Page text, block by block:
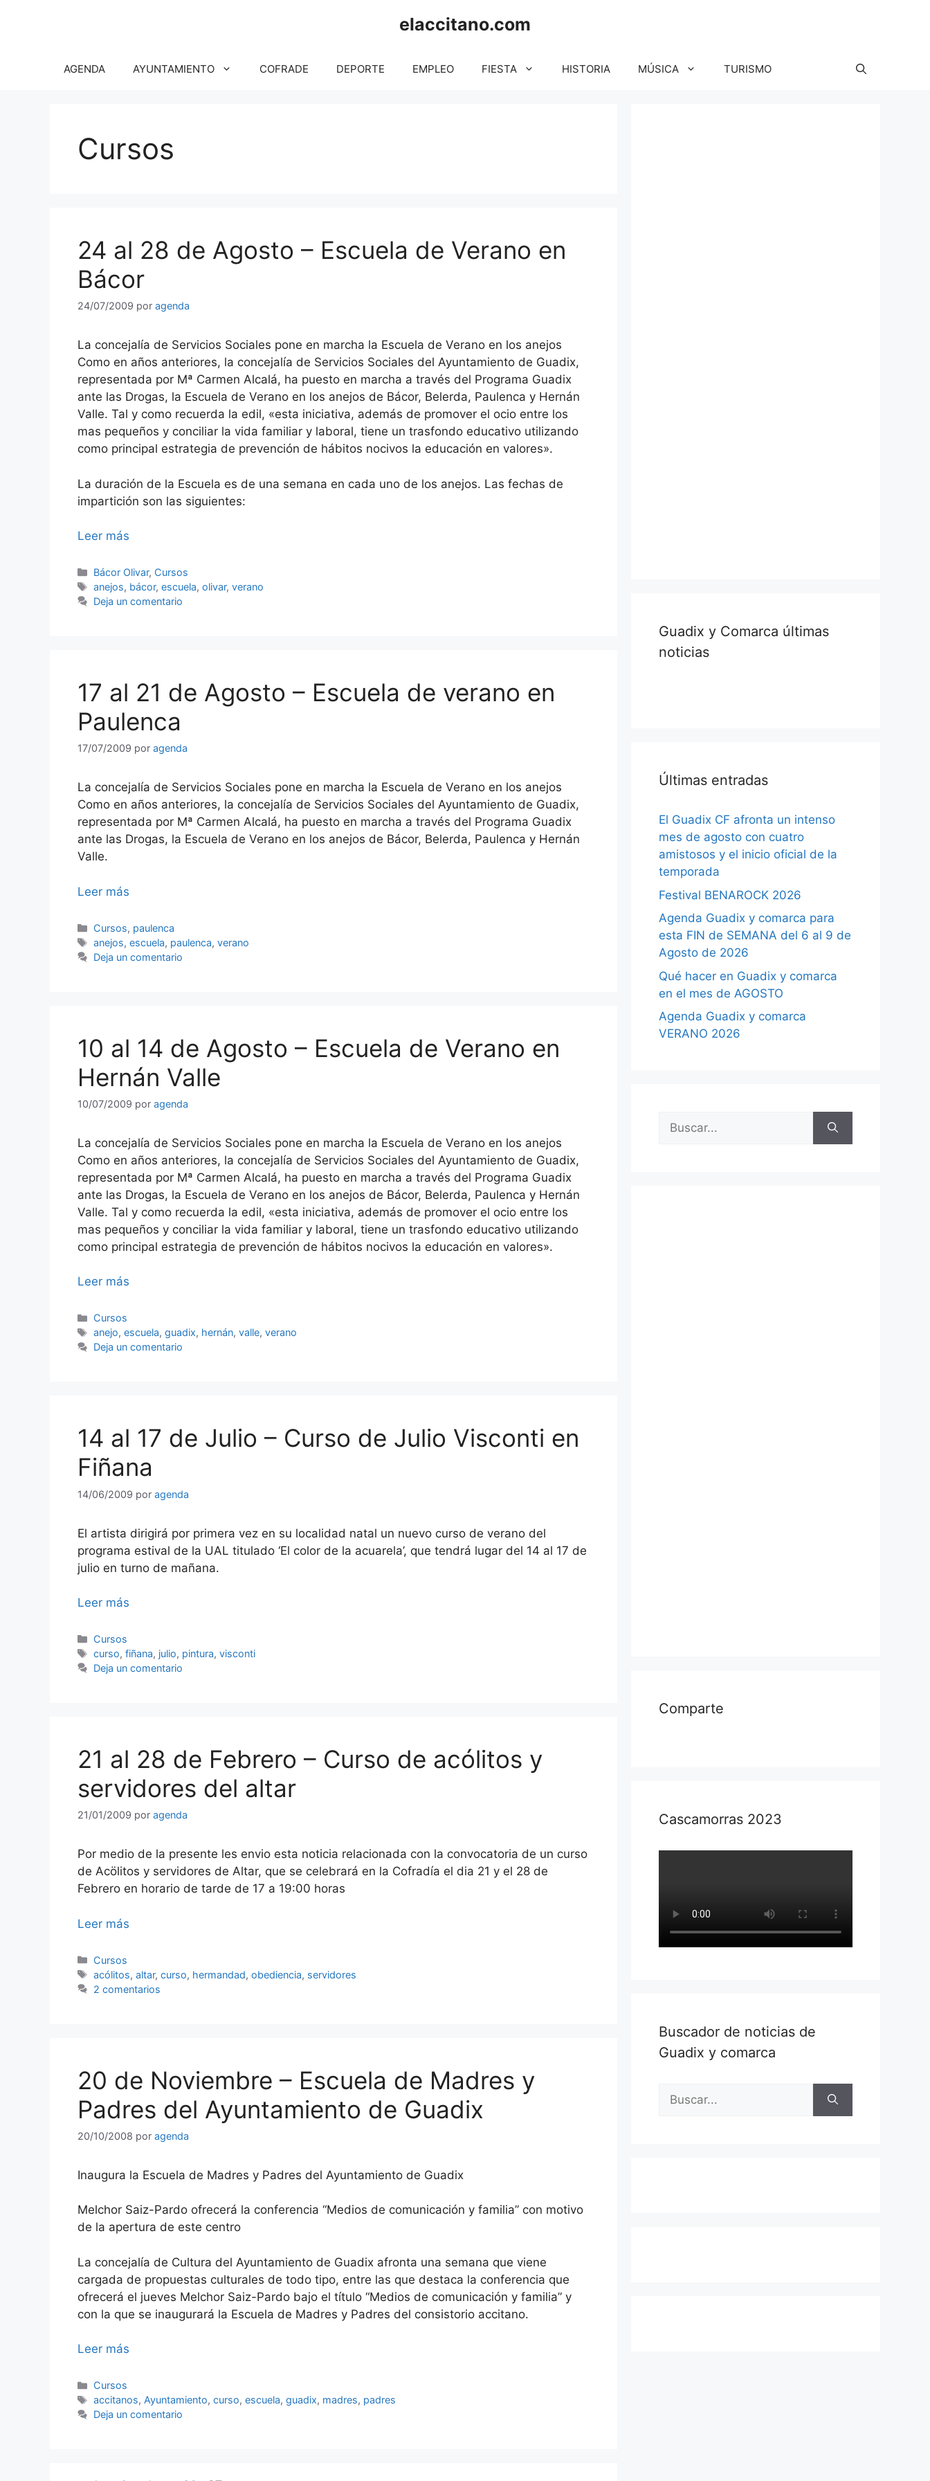
elaccitano.com
AGENDA AYUNTAMIENTO COFRADE DEPORTE EMPLEO FIESTA HISTORIA MÚSICA TURISMO
Cursos
24 al 28 de Agosto – Escuela de Verano en
Bácor
24/07/2009 por agenda
La concejalía de Servicios Sociales pone en marcha la Escuela de Verano en los anejos
Como en años anteriores, la concejalía de Servicios Sociales del Ayuntamiento de Guadix,
representada por Mª Carmen Alcalá, ha puesto en marcha a través del Programa Guadix
ante las Drogas, la Escuela de Verano en los anejos de Bácor, Belerda, Paulenca y Hernán
Valle. Tal y como recuerda la edil, «esta iniciativa, además de promover el ocio entre los
mas pequeños y conciliar la vida familiar y laboral, tiene un trasfondo educativo utilizando
como principal estrategia de prevención de hábitos nocivos la educación en valores».
La duración de la Escuela es de una semana en cada uno de los anejos. Las fechas de
impartición son las siguientes:
Leer más
Categorías
Bácor Olivar, Cursos
Etiquetas
anejos, bácor,escuela,olivar,verano
Deja un comentario
17 al 21 de Agosto – Escuela de verano en
Paulenca
17/07/2009 por agenda
La concejalía de Servicios Sociales pone en marcha la Escuela de Verano en los anejos
Como en años anteriores, la concejalía de Servicios Sociales del Ayuntamiento de Guadix,
representada por Mª Carmen Alcalá, ha puesto en marcha a través del Programa Guadix
ante las Drogas, la Escuela de Verano en los anejos de Bácor, Belerda, Paulenca y Hernán
Valle.
Leer más
Categorías
Cursos, paulenca
Etiquetas
anejos,escuela, paulenca,verano
Deja un comentario
10 al 14 de Agosto – Escuela de Verano en
Hernán Valle
10/07/2009 por agenda
La concejalía de Servicios Sociales pone en marcha la Escuela de Verano en los anejos
Como en años anteriores, la concejalía de Servicios Sociales del Ayuntamiento de Guadix,
representada por Mª Carmen Alcalá, ha puesto en marcha a través del Programa Guadix
ante las Drogas, la Escuela de Verano en los anejos de Bácor, Belerda, Paulenca y Hernán
Valle. Tal y como recuerda la edil, «esta iniciativa, además de promover el ocio entre los
mas pequeños y conciliar la vida familiar y laboral, tiene un trasfondo educativo utilizando
como principal estrategia de prevención de hábitos nocivos la educación en valores».
Leer más
Categorías
Cursos
Etiquetas
anejo,escuela,guadix, hernán,valle,verano
Deja un comentario
14 al 17 de Julio – Curso de Julio Visconti en
Fiñana
14/06/2009 por agenda
El artista dirigirá por primera vez en su localidad natal un nuevo curso de verano del
programa estival de la UAL titulado ‘El color de la acuarela’, que tendrá lugar del 14 al 17 de
julio en turno de mañana.
Leer más
Categorías
Cursos
Etiquetas
curso,fiñana, julio, pintura,visconti
Deja un comentario
21 al 28 de Febrero – Curso de acólitos y
servidores del altar
21/01/2009 por agenda
Por medio de la presente les envio esta noticia relacionada con la convocatoria de un curso
de Acölitos y servidores de Altar, que se celebrará en la Cofradía el dia 21 y el 28 de
Febrero en horario de tarde de 17 a 19:00 horas
Leer más
Categorías
Cursos
Etiquetas
acólitos,altar,curso, hermandad,obediencia, servidores
2 comentarios
20 de Noviembre – Escuela de Madres y
Padres del Ayuntamiento de Guadix
20/10/2008 por agenda
Inaugura la Escuela de Madres y Padres del Ayuntamiento de Guadix
Melchor Saiz-Pardo ofrecerá la conferencia “Medios de comunicación y familia” con motivo
de la apertura de este centro
La concejalía de Cultura del Ayuntamiento de Guadix afronta una semana que viene
cargada de propuestas culturales de todo tipo, entre las que destaca la conferencia que
ofrecerá el jueves Melchor Saiz-Pardo bajo el título “Medios de comunicación y familia” y
con la que se inaugurará la Escuela de Madres y Padres del consistorio accitano.
Leer más
Categorías
Cursos
Etiquetas
accitanos, Ayuntamiento,curso,escuela,guadix, madres, padres
Deja un comentario
Guadix y Comarca últimas
noticias
Últimas entradas
El Guadix CF afronta un intenso
mes de agosto con cuatro
amistosos y el inicio oficial de la
temporada
Festival BENAROCK 2026
Agenda Guadix y comarca para
esta FIN de SEMANA del 6 al 9 de
Agosto de 2026
Qué hacer en Guadix y comarca
en el mes de AGOSTO
Agenda Guadix y comarca
VERANO 2026
Buscar:
Comparte
Cascamorras 2023
Buscador de noticias de
Guadix y comarca
Buscar: